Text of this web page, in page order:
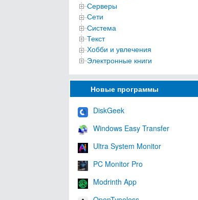
Серверы
Сети
Система
Текст
Хобби и увлечения
Электронные книги
Новые программы
DiskGeek
Windows Easy Transfer
Ultra System Monitor
PC Monitor Pro
Modrinth App